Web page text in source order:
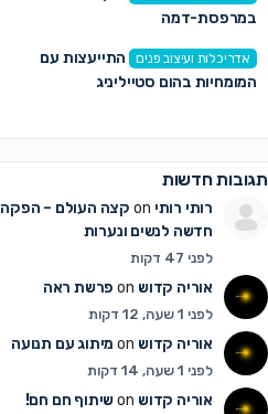
במרפסת-דמה
אדריכלות ועיצוב פנים
התייעצות עם
המומחיות בהום סטייליניג
תגובות חדשות
רותי רותי
קצה העולם – הפקה
חדשה לנשים ונערות
לפני 47 דקות
אוריה קדוש פרשת ראה
לפני 1 שעה, 12 דקות
אוריה קדוש מיתוג עם תנועה
לפני 1 שעה, 14 דקות
אוריה קדוש שיתוף חם חם!